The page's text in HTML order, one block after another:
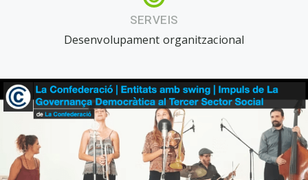
SERVEIS
Desenvolupament organitzacional